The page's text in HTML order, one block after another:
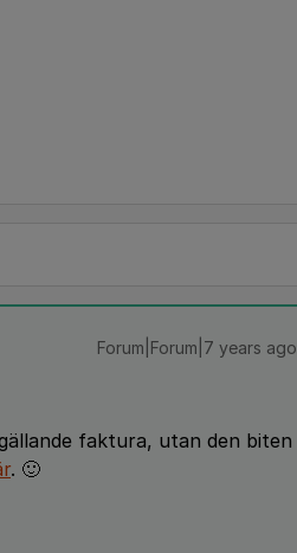
Forum|Forum|7 years ago
faktura, utan den biten
. 🙂